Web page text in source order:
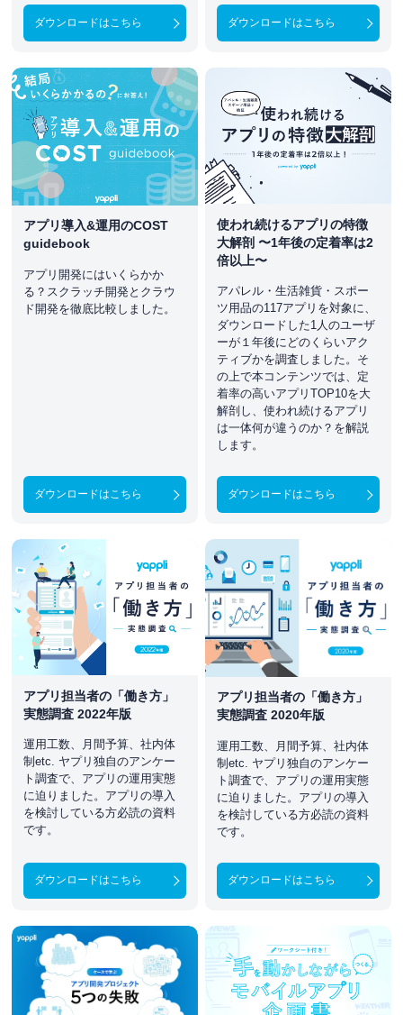
ダウンロードはこちら ダウンロードはこちら
アプリ導入&運用のCOST
guidebook
アプリ開発にはいくらかか
る？スクラッチ開発とクラウ
ド開発を徹底比較しました。
ダウンロードはこちら
使われ続けるアプリの特徴
大解剖 〜1年後の定着率は2
倍以上〜
アパレル・生活雑貨・スポー
ツ用品の117アプリを対象に、
ダウンロードした1人のユーザ
ーが１年後にどのくらいアク
ティブかを調査しました。そ
の上で本コンテンツでは、定
着率の高いアプリTOP10を大
解剖し、使われ続けるアプリ
は一体何が違うのか？を解説
します。
ダウンロードはこちら
アプリ担当者の「働き方」
実態調査 2022年版
運用工数、月間予算、社内体
制etc. ヤプリ独自のアンケー
ト調査で、アプリの運用実態
に迫りました。アプリの導入
を検討している方必読の資料
です。
ダウンロードはこちら
アプリ担当者の「働き方」
実態調査 2020年版
運用工数、月間予算、社内体
制etc. ヤプリ独自のアンケー
ト調査で、アプリの運用実態
に迫りました。アプリの導入
を検討している方必読の資料
です。
ダウンロードはこちら